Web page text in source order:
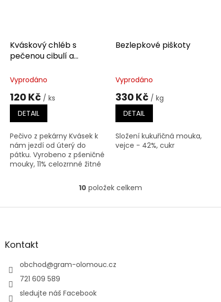
Kváskový chléb s
pečenou cibulí a
Vyprodáno
120 Kč / ks
DETAIL
Pečivo z pekárny Kvásek k
nám jezdí od úterý do
pátku. Vyrobeno z pšeničné
mouky, 11% celozrnné žitné
vody, pečené cibule,
Bezlepkové piškoty
Vyprodáno
330 Kč / kg
DETAIL
Složení kukuřičná mouka,
vejce - 42%, cukr
O
l
p
10 položek celkem
Z
aKontakt
obchod@gram-olomouc.cz
721 609 589
sledujte náš Facebook